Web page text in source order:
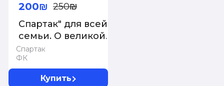
Спартак
ФК
Спартак" для всей
семьи. О великой
футбольной
команде
200₪ 250₪
Купить